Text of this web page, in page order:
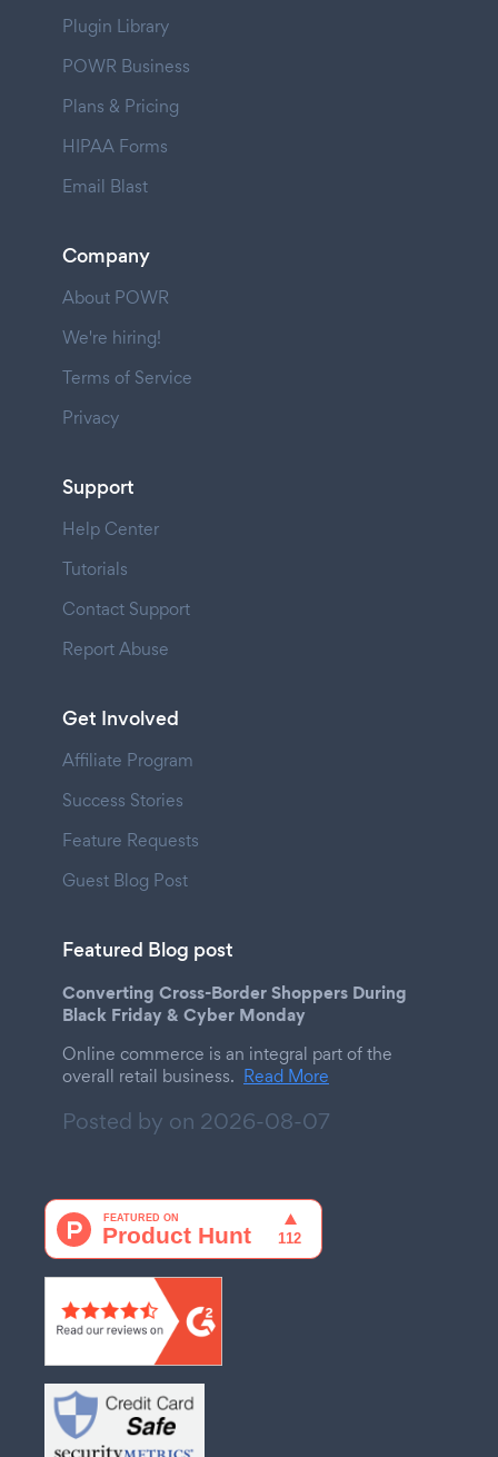
Plugin Library
POWR Business
Plans & Pricing
HIPAA Forms
Email Blast
Company
About POWR
We're hiring!
Terms of Service
Privacy
Support
Help Center
Tutorials
Contact Support
Report Abuse
Get Involved
Affiliate Program
Success Stories
Feature Requests
Guest Blog Post
Featured Blog post
Converting Cross-Border Shoppers During
Black Friday & Cyber Monday
Online commerce is an integral part of the
overall retail business. Read More
Posted by on 2026-08-07